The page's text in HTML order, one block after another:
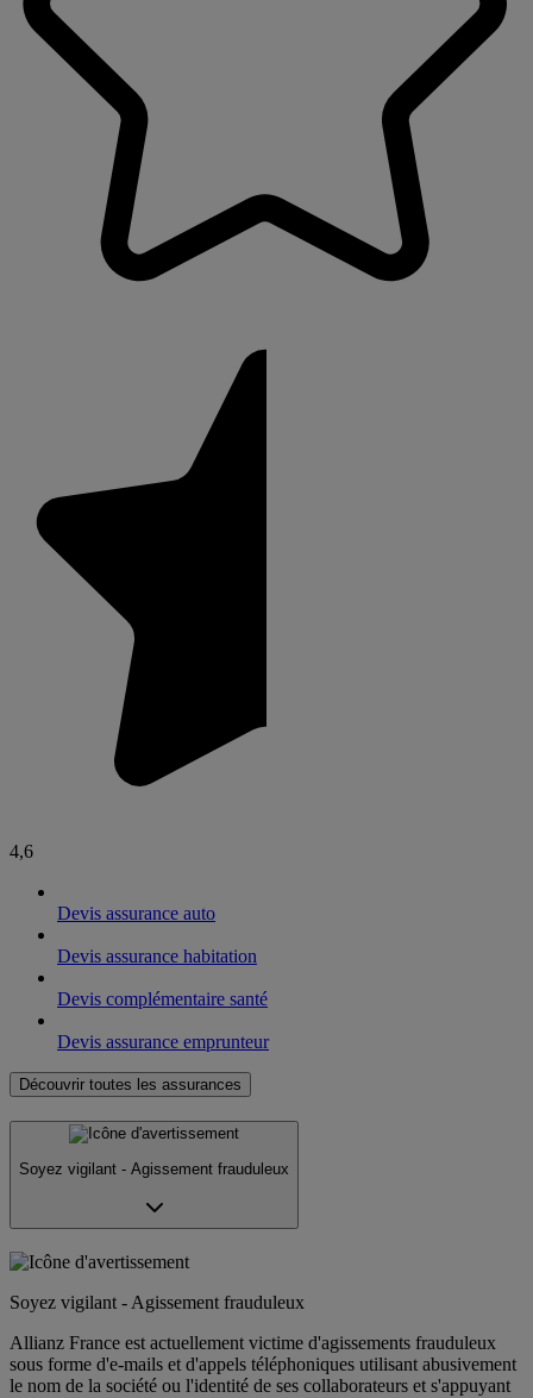
4,6
Devis assurance auto
Devis assurance habitation
Devis complémentaire santé
Devis assurance emprunteur
Découvrir toutes les assurances
Soyez vigilant - Agissement frauduleux
Soyez vigilant - Agissement frauduleux
Allianz France est actuellement victime d'agissements frauduleux
sous forme d'e-mails et d'appels téléphoniques utilisant abusivement
le nom de la société ou l'identité de ses collaborateurs et s'appuyant